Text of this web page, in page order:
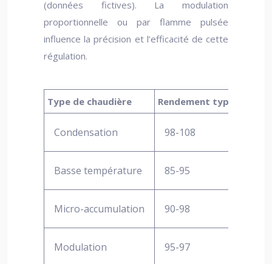
(données fictives). La modulation
proportionnelle ou par flamme pulsée
influence la précision et l’efficacité de cette
régulation.
Type de chaudière Rendement typique (%)
Condensation 98-108
Basse température 85-95
Micro-accumulation 90-98
Modulation 95-97